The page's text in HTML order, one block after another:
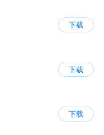
下载
下载
下载